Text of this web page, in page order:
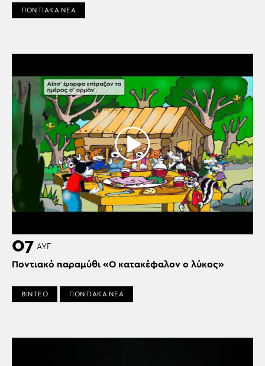
ΠΟΝΤΙΑΚΑ ΝΕΑ
07 ΑΥΓ
Ποντιακό παραμύθι «Ο κατακέφαλον ο λύκος»
ΒΙΝΤΕΟ ΠΟΝΤΙΑΚΑ ΝΕΑ